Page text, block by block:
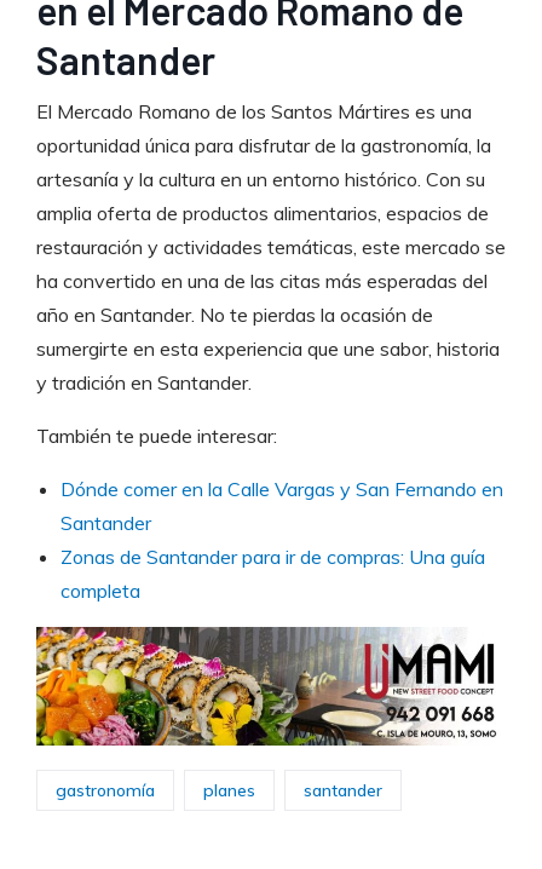
en el Mercado Romano de
Santander
El Mercado Romano de los Santos Mártires es una
oportunidad única para disfrutar de la gastronomía, la
artesanía y la cultura en un entorno histórico. Con su
amplia oferta de productos alimentarios, espacios de
restauración y actividades temáticas, este mercado se
ha convertido en una de las citas más esperadas del
año en Santander. No te pierdas la ocasión de
sumergirte en esta experiencia que une sabor, historia
y tradición en Santander.
También te puede interesar:
Dónde comer en la Calle Vargas y San Fernando en
Santander
Zonas de Santander para ir de compras: Una guía
completa
gastronomía planes santander